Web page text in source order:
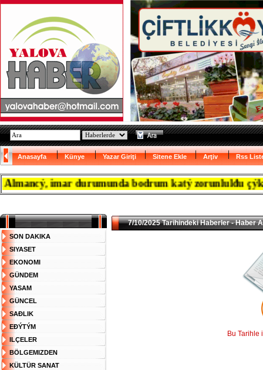
Anasayfa Künye Yazar Giriţi Sitene Ekle Arţiv Rss
imar durumunda bodrum katý zorunlulđu
SON DAKIKA
SIYASET
EKONOMI
GÜNDEM
YASAM
GÜNCEL
SAĐLIK
EĐÝTÝM
ILÇELER
BÖLGEMIZDEN
KÜLTÜR SANAT
7/10/2025 Tarihindeki Haberler - Haber
Bu Tarihle